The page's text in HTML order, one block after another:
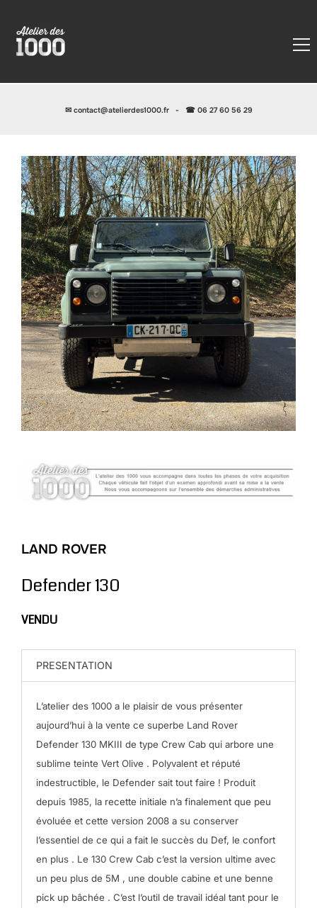
✉ contact@atelierdes1000.fr- ☎ 06 27 60 56 29
LAND ROVER
Defender 130
VENDU
PRESENTATION
L’atelier des 1000 a le plaisir de vous présenter
aujourd’hui à la vente ce superbe Land Rover
Defender 130 MKIII de type Crew Cab qui arbore une
sublime teinte Vert Olive . Polyvalent et réputé
indestructible, le Defender sait tout faire ! Produit
depuis 1985, la recette initiale n’a finalement que peu
évoluée et cette version 2008 a su conserver
l’essentiel de ce qui a fait le succès du Def, le confort
en plus . Le 130 Crew Cab c’est la version ultime avec
un peu plus de 5M , une double cabine et une benne
pick up bâchée . C’est l’outil de travail idéal tant pour le